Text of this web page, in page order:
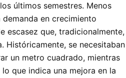
últimos semestres. Menos
en crecimiento
escasez que, tradicionalmente,
Históricamente, se necesitaban
un metro cuadrado, mientras
que indica una mejora en la